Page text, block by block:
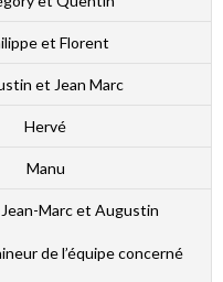
et Florent
et Jean Marc
Hervé
Manu
Marc et Augustin
de l’équipe concerné